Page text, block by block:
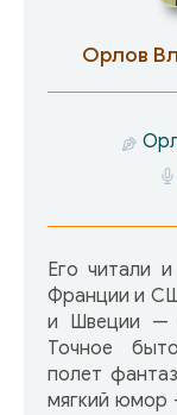
Орлов
Его читали
Франции и
и Швеции —
Точное
полет
мягкий юмор